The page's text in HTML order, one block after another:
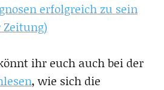
erfolgreich zu sein
ihr euch auch bei der
, wie sich die